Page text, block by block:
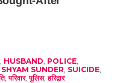
HUSBAND POLICE,
SHYAM SUNDER SUICIDE,
,परिवार,पुलिस,हरिद्वार